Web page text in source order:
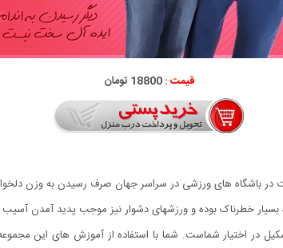
قیمت :18800 تومان
در باشگاه های ورزشی در سراسر جهان صرف رسیدن به وزن
بسیار خطرناک بوده و ورزشهای دشوار نیز موجب پدید آمدن
در اختیار شماست. شما با استفاده از آموزش های این